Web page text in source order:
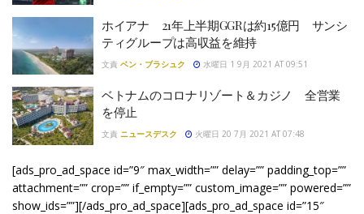
ホイアナ 21年上半期GGRは約15億円 サンシ
ティグループは高収益を維持
文責 ベン・ブラシュク 水曜日 1 9月 2021 AT 09:51
ベトナムのコロナリゾート＆カジノ 全営業
を停止
文責 ニュースデスク 火曜日 20 7月 2021 AT 07:48
[ads_pro_ad_space id=”9″ max_width=”” delay=”” padding_top=””
attachment=”” crop=”” if_empty=”” custom_image=”” powered=””
show_ids=””][/ads_pro_ad_space][ads_pro_ad_space id=”15″